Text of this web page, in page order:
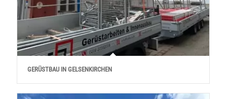
GERÜSTBAU IN GELSENKIRCHEN